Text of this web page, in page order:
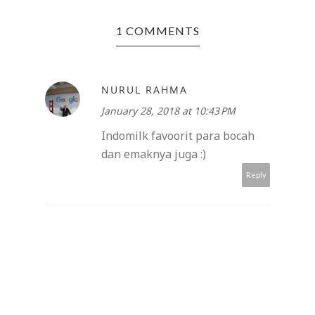
1 COMMENTS
NURUL RAHMA
January 28, 2018 at 10:43 PM
Indomilk favoorit para bocah
dan emaknya juga :)
Reply